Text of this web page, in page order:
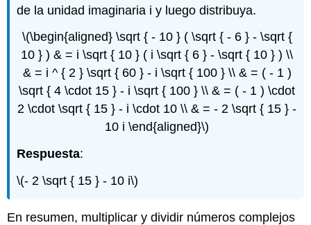
de la unidad imaginaria i y luego distribuya.
\(\begin{aligned} \sqrt { - 10 } ( \sqrt { - 6 } - \sqrt {
10 } ) & = i \sqrt { 10 } ( i \sqrt { 6 } - \sqrt { 10 } ) \\
& = i ^ { 2 } \sqrt { 60 } - i \sqrt { 100 } \\ & = ( - 1 )
\sqrt { 4 \cdot 15 } - i \sqrt { 100 } \\ & = ( - 1 ) \cdot
2 \cdot \sqrt { 15 } - i \cdot 10 \\ & = - 2 \sqrt { 15 } -
10 i \end{aligned}\)
Respuesta:
\(- 2 \sqrt { 15 } - 10 i\)
En resumen, multiplicar y dividir números complejos